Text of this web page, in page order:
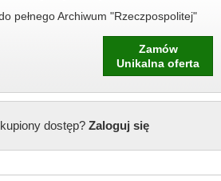
pełnego Archiwum "Rzeczpospolitej"
Zamów
Unikalna oferta
dostęp?Zaloguj się